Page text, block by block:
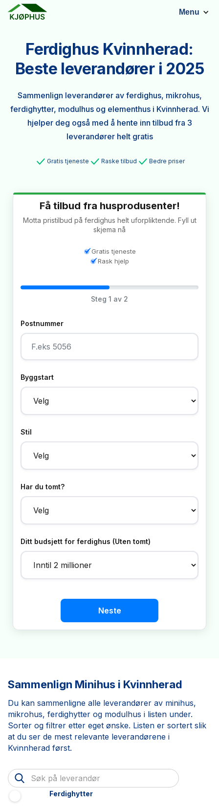
Menu
Ferdighus Kvinnherad:
Beste leverandører i 2025
Sammenlign leverandører av ferdighus, mikrohus,
ferdighytter, modulhus og elementhus i Kvinnherad. Vi
hjelper deg også med å hente inn tilbud fra 3
leverandører helt gratis
Gratis tjeneste Raske tilbud Bedre priser
Få tilbud fra husprodusenter!
Motta pristilbud på ferdighus helt uforpliktende. Fyll ut
skjema nå
Gratis tjeneste
Rask hjelp
Steg 1 av 2
Postnummer
Byggstart
Stil
Har du tomt?
Ditt budsjett for ferdighus (Uten tomt)
Neste
Sammenlign Minihus i Kvinnherad
Du kan sammenligne alle leverandører av minihus,
mikrohus, ferdighytter og modulhus i listen under.
Sorter og filtrer etter eget ønske. Listen er sortert slik
at du ser de mest relevante leverandørene i
Kvinnherad først.
Ferdighytter